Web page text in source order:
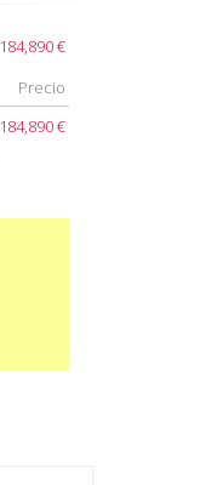
184,890 €
Precio
184,890 €